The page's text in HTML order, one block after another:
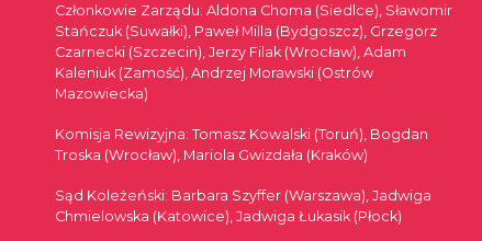
Członkowie Zarządu: Aldona Choma (Siedlce), Sławomir
Stańczuk (Suwałki), Paweł Milla (Bydgoszcz), Grzegorz
Czarnecki (Szczecin), Jerzy Filak (Wrocław), Adam
Kaleniuk (Zamość), Andrzej Morawski (Ostrów
Mazowiecka)
Komisja Rewizyjna: Tomasz Kowalski (Toruń), Bogdan
Troska (Wrocław), Mariola Gwizdała (Kraków)
Sąd Koleżeński: Barbara Szyffer (Warszawa), Jadwiga
Chmielowska (Katowice), Jadwiga Łukasik (Płock)